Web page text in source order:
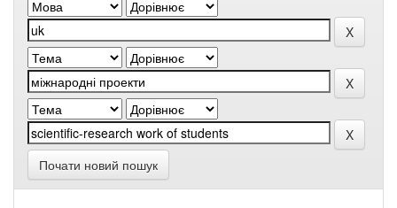
Почати новий пошук